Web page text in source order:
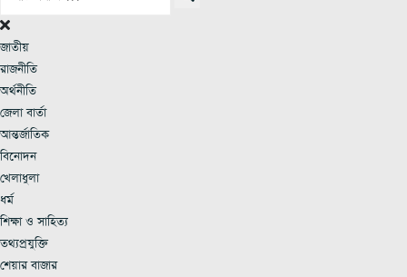
জাতীয়
রাজনীতি
অর্থনীতি
জেলা বার্তা
আন্তর্জাতিক
বিনোদন
খেলাধুলা
ধর্ম
শিক্ষা ও সাহিত্য
তথ্যপ্রযুক্তি
শেয়ার বাজার